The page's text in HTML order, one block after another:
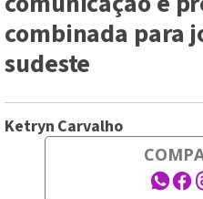
combinada para
sudeste
Ketryn Carvalho